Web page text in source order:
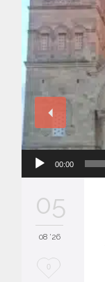
00:00
05
08 '26
M
0